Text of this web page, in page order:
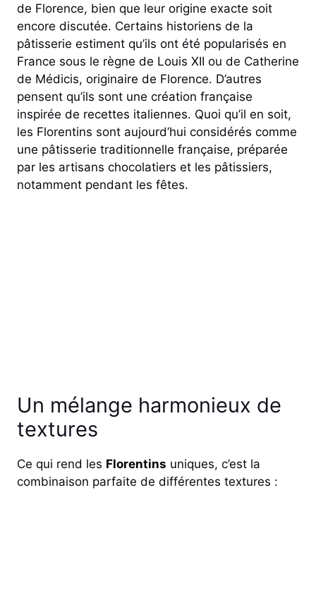
de Florence, bien que leur origine exacte soit
encore discutée. Certains historiens de la
pâtisserie estiment qu’ils ont été popularisés en
France sous le règne de Louis XII ou de Catherine
de Médicis, originaire de Florence. D’autres
pensent qu’ils sont une création française
inspirée de recettes italiennes. Quoi qu’il en soit,
les Florentins sont aujourd’hui considérés comme
une pâtisserie traditionnelle française, préparée
par les artisans chocolatiers et les pâtissiers,
notamment pendant les fêtes.
Un mélange harmonieux de
textures
Ce qui rend les Florentins uniques, c’est la
combinaison parfaite de différentes textures :